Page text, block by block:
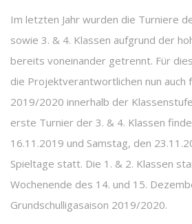
Im letzten Jahr wurden die Turniere
sowie 3. & 4. Klassen aufgrund der
bereits voneinander getrennt. Für
die Projektverantwortlichen nun auch
2019/2020 innerhalb der
erste Turnier der 3. & 4. Klassen
16.11.2019 und Samstag, den
Spieltage statt. Die 1. & 2. Klassen
Wochenende des 14. und 15.
Grundschulligasaison 2019/2020.